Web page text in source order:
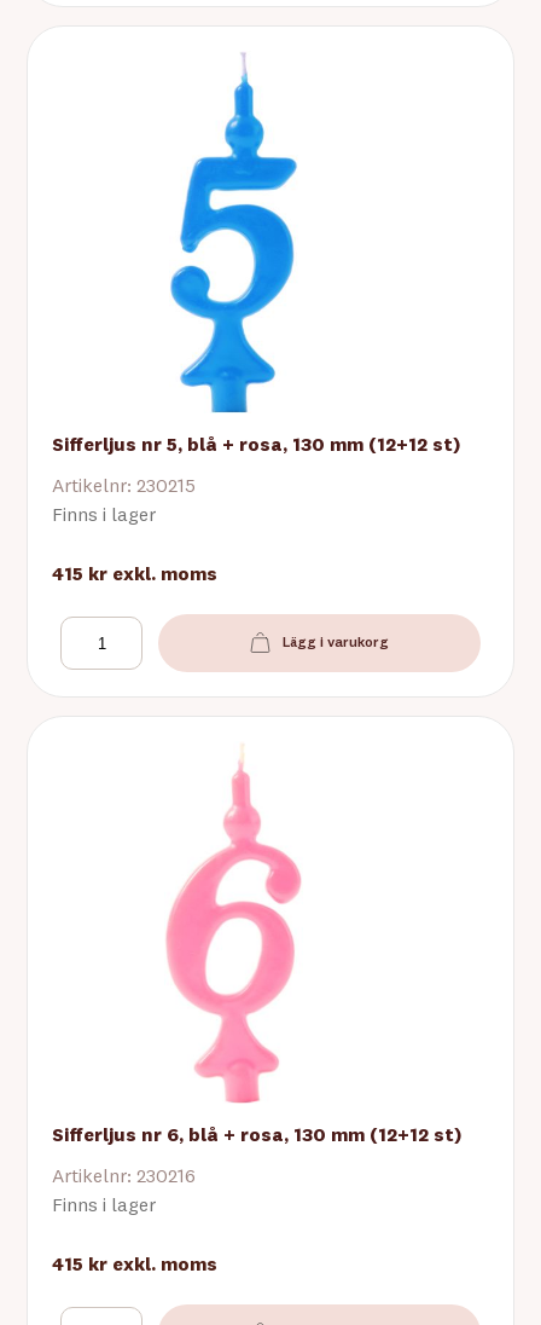
Sifferljus nr 5, blå + rosa, 130 mm (12+12 st)
Artikelnr: 230215
Finns i lager
415 kr exkl. moms
Lägg i varukorg
Sifferljus nr 6, blå + rosa, 130 mm (12+12 st)
Artikelnr: 230216
Finns i lager
415 kr exkl. moms